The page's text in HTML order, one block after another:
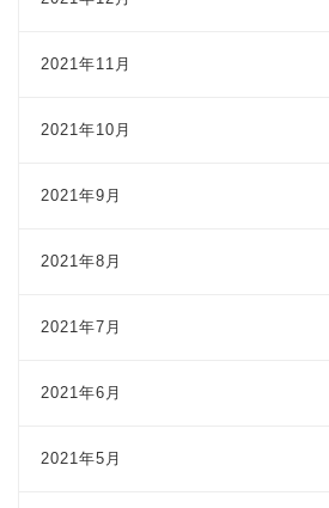
2021年11月
2021年10月
2021年9月
2021年8月
2021年7月
2021年6月
2021年5月